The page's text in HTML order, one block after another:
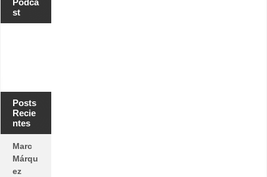
st
Posts
Recie
ntes
Marc
Márqu
ez